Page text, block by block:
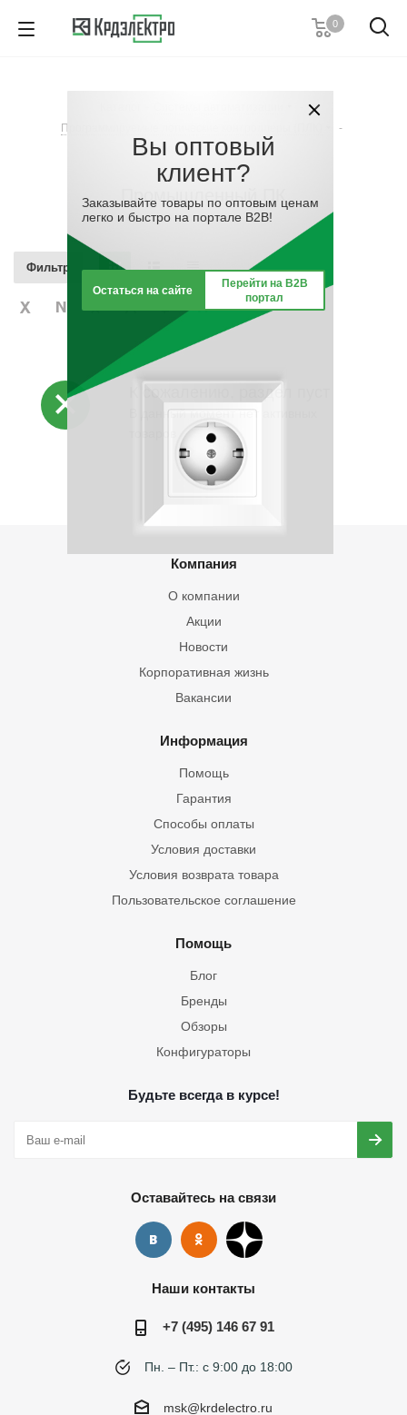
0
Программируемые логические контроллеры (ПЛК)
-
Промышленный ПК
Промышленный ПК
Фильтр
К сожалению, раздел пуст
В данный момент нет активных
Компания
О компании
Акции
Новости
Корпоративная жизнь
Вакансии
Информация
Помощь
Гарантия
Способы оплаты
Условия доставки
Условия возврата товара
Пользовательское соглашение
Помощь
Блог
Бренды
Обзоры
Конфигураторы
Будьте всегда в курсе!
Оставайтесь на связи
Наши контакты
+7 (495) 146 67 91
Пн. – Пт.: с 9:00 до 18:00
msk@krdelectro.ru
Вы оптовый
клиент?
Заказывайте товары по оптовым ценам
легко и быстро на портале B2B!
Остаться на сайте
Перейти на B2B
портал